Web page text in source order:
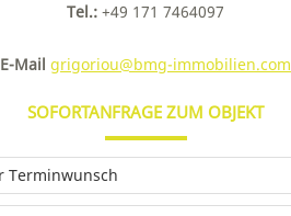
Tel.: +49 171 7464097
E-Mail grigoriou@bmg-immobilien.com
SOFORTANFRAGE ZUM OBJEKT